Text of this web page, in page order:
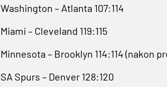
Washington – Atlanta 107:114
Miami – Cleveland 119:115
Minnesota – Brooklyn 114:114 (nakon
SA Spurs – Denver 128:120